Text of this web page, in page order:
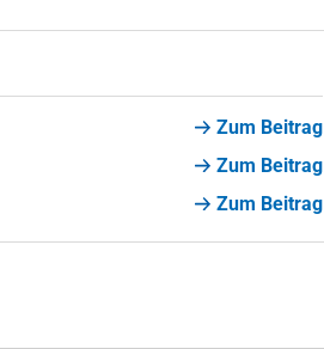
Zum Beitrag
Zum Beitrag
Zum Beitrag